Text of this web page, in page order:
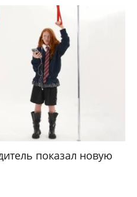
показал новую